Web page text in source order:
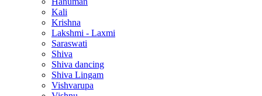
Kali
Krishna
Lakshmi - Laxmi
Saraswati
Shiva
Shiva dancing
Shiva Lingam
Vishvarupa